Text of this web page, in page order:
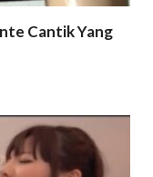
Cantik Yang